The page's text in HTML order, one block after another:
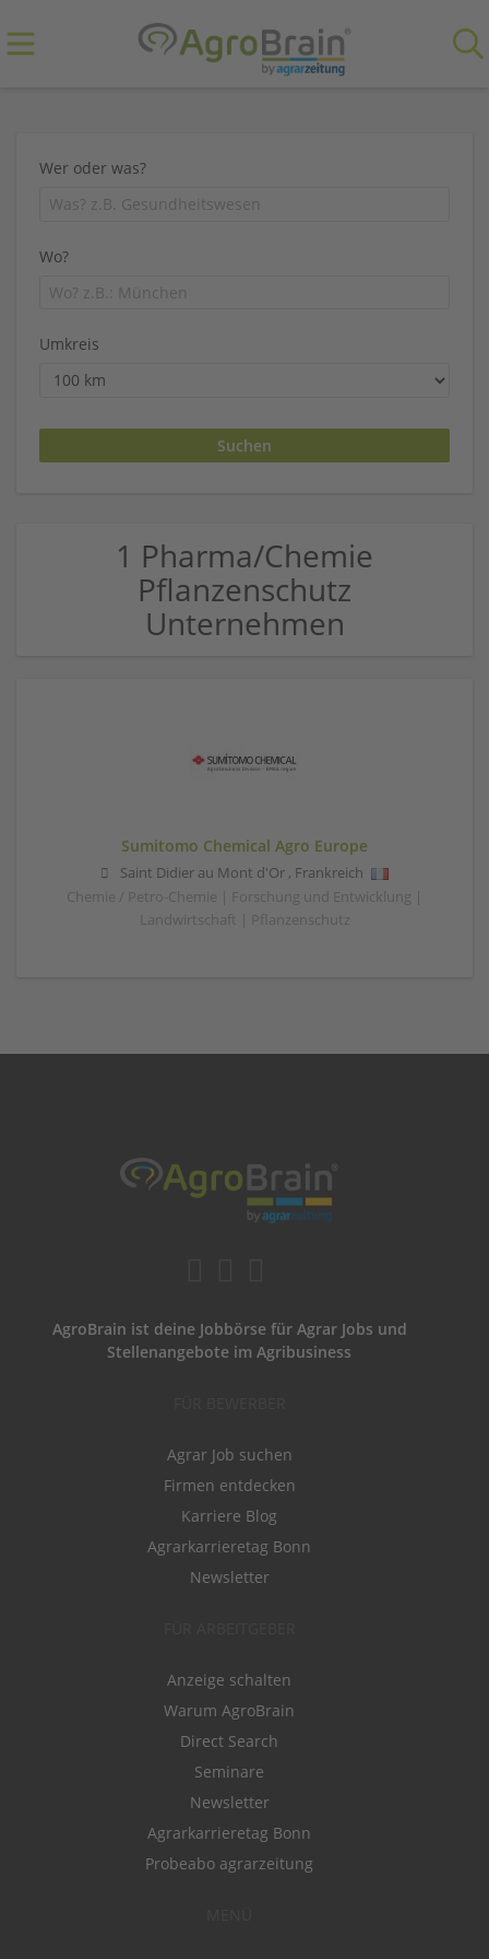
Wer oder was?
Wo?
Umkreis
1 Pharma/Chemie
Pflanzenschutz
Unternehmen
Sumitomo Chemical Agro Europe
Saint Didier au Mont d'Or , Frankreich
Chemie / Petro-Chemie | Forschung und Entwicklung |
Landwirtschaft | Pflanzenschutz
AgroBrain ist deine Jobbörse für Agrar Jobs und
Stellenangebote im Agribusiness
Agrar Job suchen
Firmen entdecken
Karriere Blog
Agrarkarrieretag Bonn
Newsletter
Anzeige schalten
Warum AgroBrain
Direct Search
Seminare
Newsletter
Agrarkarrieretag Bonn
Probeabo agrarzeitung